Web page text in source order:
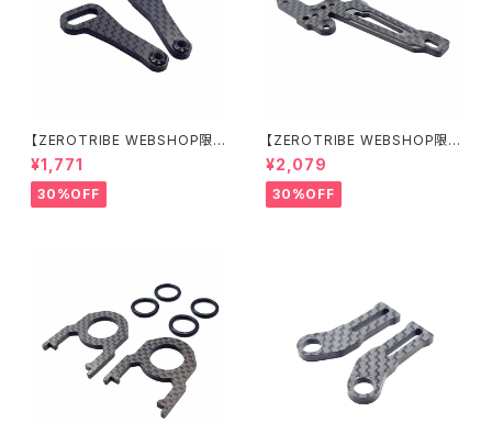
【ZEROTRIBE WEBSHOP限
定価格】RCM-X4-CSAF カ
ーボンフロントステアリングアー
ムセット XRAY X4用
¥1,771
30%OFF
【ZEROTRIBE WEBSHOP限
定価格】RCM-X4-FSM-F G
eoCarbon フローティングフロ
ントサーボマウント XRAY X4用
¥2,079
30%OFF